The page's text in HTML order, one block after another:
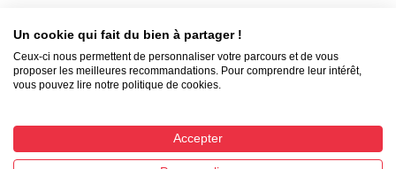
Un cookie qui fait du bien à partager !
Ceux-ci nous permettent de personnaliser votre parcours et de vous
proposer les meilleures recommandations. Pour comprendre leur intérêt,
vous pouvez lire notre politique de cookies.
Accepter